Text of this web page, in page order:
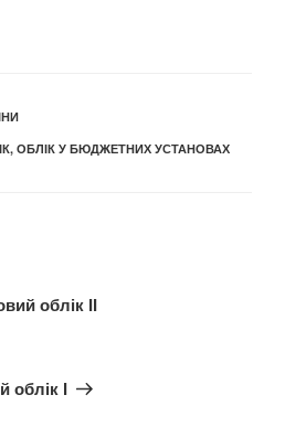
, ОБЛІК У БЮДЖЕТНИХ УСТАНОВАХ
облік ІІ
І